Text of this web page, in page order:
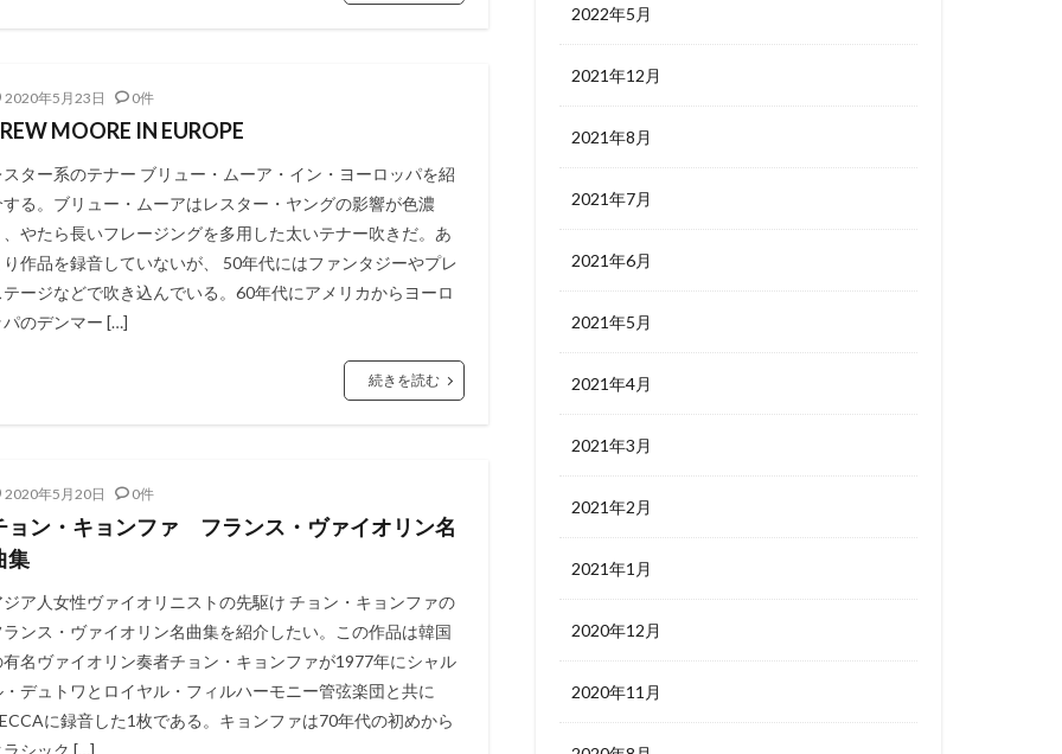
2020年5月23日 0件
MOORE IN EUROPE
スター系のテナー ブリュー・ムーア・イン・ヨーロッパを紹
する。ブリュー・ムーアはレスター・ヤングの影響が色濃
、やたら長いフレージングを多用した太いテナー吹きだ。あ
り作品を録音していないが、 50年代にはファンタジーやプレ
テージなどで吹き込んでいる。60年代にアメリカからヨーロ
パのデンマー […]
続きを読む
2020年5月20日 0件
ョン・キョンファ フランス・ヴァイオリン名
集
ジア人女性ヴァイオリニストの先駆け チョン・キョンファの
ランス・ヴァイオリン名曲集を紹介したい。この作品は韓国
有名ヴァイオリン奏者チョン・キョンファが1977年にシャル
・デュトワとロイヤル・フィルハーモニー管弦楽団と共に
に録音した1枚である。キョンファは70年代の初めから
ラシック […]
2022年5月
2021年12月
2021年8月
2021年7月
2021年6月
2021年5月
2021年4月
2021年3月
2021年2月
2021年1月
2020年12月
2020年11月